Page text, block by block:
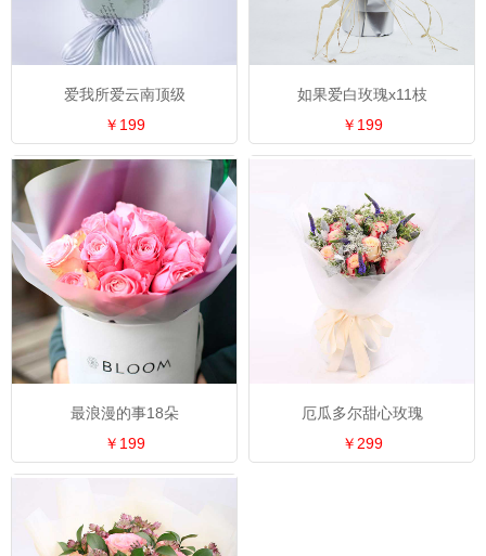
爱我所爱云南顶级
￥199
如果爱白玫瑰x11枝
￥199
最浪漫的事18朵
￥199
厄瓜多尔甜心玫瑰
￥299